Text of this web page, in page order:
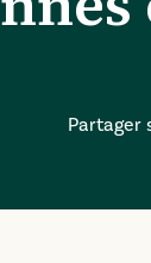
Partager